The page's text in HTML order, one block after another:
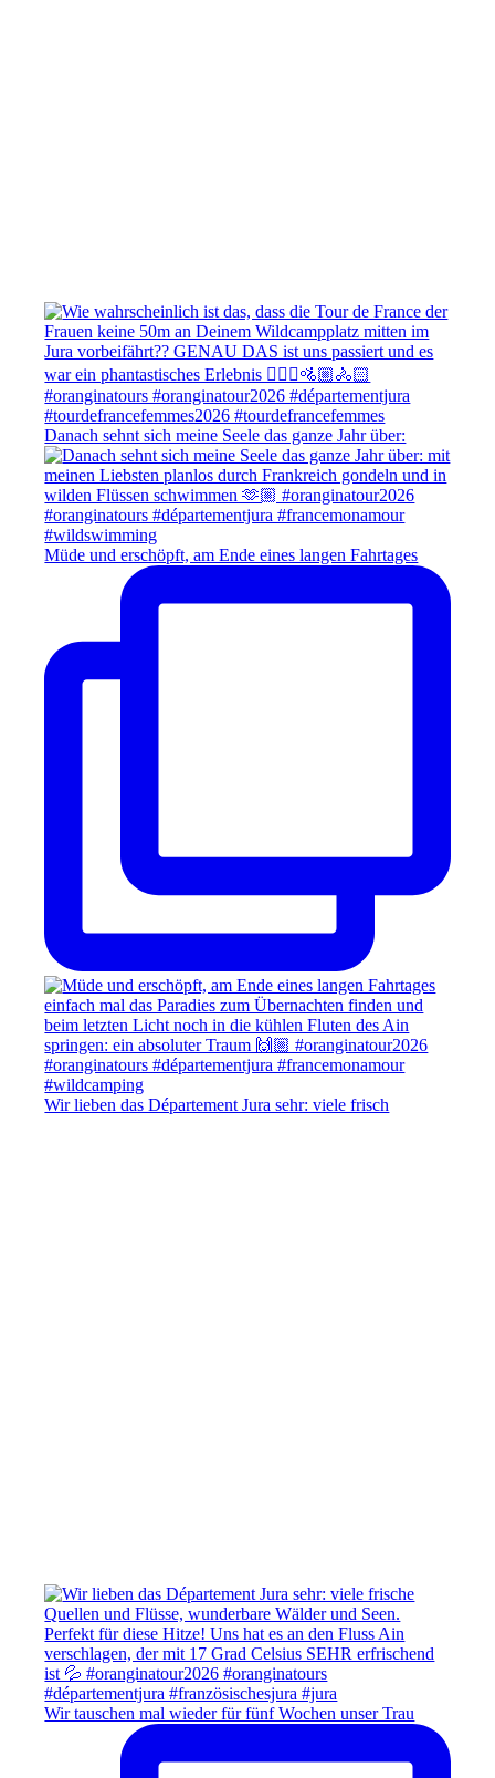
Danach sehnt sich meine Seele das ganze Jahr über:
Müde und erschöpft, am Ende eines langen Fahrtages
Wir lieben das Département Jura sehr: viele frisch
Wir tauschen mal wieder für fünf Wochen unser Trau